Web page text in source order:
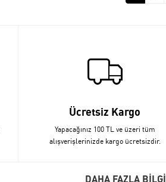
Ücretsiz Kargo
Yapacağınız 100 TL ve üzeri tüm
alışverişlerinizde kargo ücretsizdir.
DAHA FAZLA BİLGİ